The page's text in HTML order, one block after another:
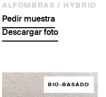
ALFOMBRAS / HYBRID
Pedir muestra
Descargar foto
BIO-BASADO